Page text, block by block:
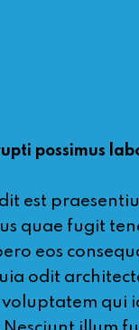
possimus
est
quae fugit
eos
odit